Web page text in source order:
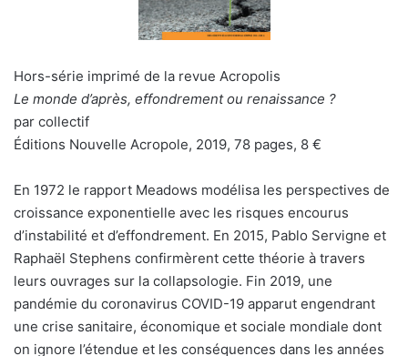
Hors-série imprimé de la revue Acropolis
Le monde d’après, effondrement ou renaissance ?
par collectif
Éditions Nouvelle Acropole, 2019, 78 pages, 8 €
En 1972 le rapport Meadows modélisa les perspectives de
croissance exponentielle avec les risques encourus
d’instabilité et d’effondrement. En 2015, Pablo Servigne et
Raphaël Stephens confirmèrent cette théorie à travers
leurs ouvrages sur la collapsologie. Fin 2019, une
pandémie du coronavirus COVID-19 apparut engendrant
une crise sanitaire, économique et sociale mondiale dont
on ignore l’étendue et les conséquences dans les années